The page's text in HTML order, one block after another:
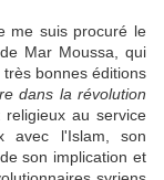
me suis procuré le
Mar Moussa, qui
bonnes éditions
dans la révolution
au service
avec l'Islam, son
son implication et